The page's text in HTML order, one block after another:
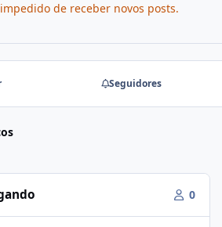
de receber novos posts.
Seguidores
0